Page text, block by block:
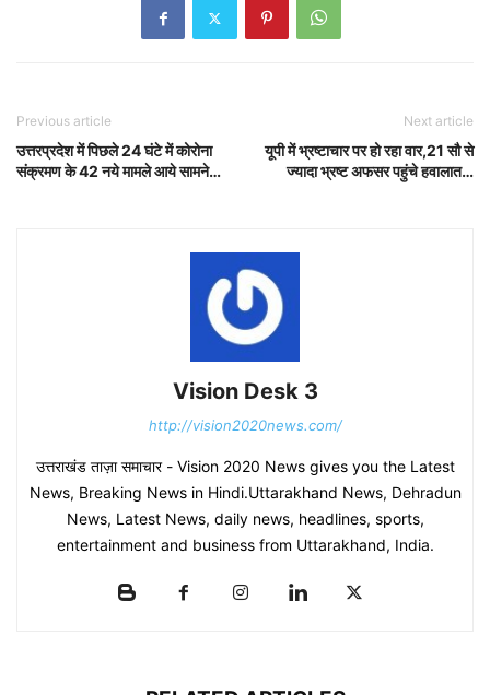
Previous article
उत्तरप्रदेश में पिछले 24 घंटे में कोरोना
संक्रमण के 42 नये मामले आये सामने…
Next article
यूपी में भ्रष्टाचार पर हो रहा वार,21 सौ से
ज्यादा भ्रष्ट अफसर पहुंचे हवालात…
Vision Desk 3
http://vision2020news.com/
उत्तराखंड ताज़ा समाचार - Vision 2020 News gives you the Latest
News, Breaking News in Hindi.Uttarakhand News, Dehradun
News, Latest News, daily news, headlines, sports,
entertainment and business from Uttarakhand, India.